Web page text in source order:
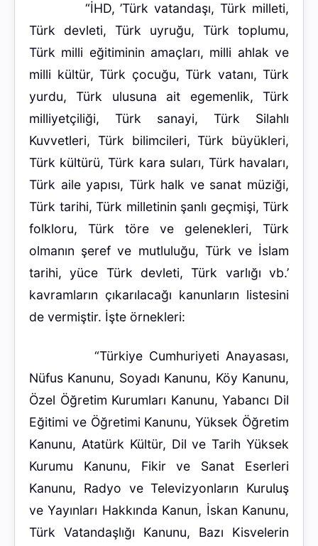
“İHD, ’Türk vatandaşı, Türk milleti,
Türk devleti, Türk uyruğu, Türk toplumu,
Türk milli eğitiminin amaçları, milli ahlak ve
milli kültür, Türk çocuğu, Türk vatanı, Türk
yurdu, Türk ulusuna ait egemenlik, Türk
milliyetçiliği, Türk sanayi, Türk Silahlı
Kuvvetleri, Türk bilimcileri, Türk büyükleri,
Türk kültürü, Türk kara suları, Türk havaları,
Türk aile yapısı, Türk halk ve sanat müziği,
Türk tarihi, Türk milletinin şanlı geçmişi, Türk
folkloru, Türk töre ve gelenekleri, Türk
olmanın şeref ve mutluluğu, Türk ve İslam
tarihi, yüce Türk devleti, Türk varlığı vb.’
kavramların çıkarılacağı kanunların listesini
de vermiştir. İşte örnekleri:
“Türkiye Cumhuriyeti Anayasası,
Nüfus Kanunu, Soyadı Kanunu, Köy Kanunu,
Özel Öğretim Kurumları Kanunu, Yabancı Dil
Eğitimi ve Öğretimi Kanunu, Yüksek Öğretim
Kanunu, Atatürk Kültür, Dil ve Tarih Yüksek
Kurumu Kanunu, Fikir ve Sanat Eserleri
Kanunu, Radyo ve Televizyonların Kuruluş
ve Yayınları Hakkında Kanun, İskan Kanunu,
Türk Vatandaşlığı Kanunu, Bazı Kisvelerin